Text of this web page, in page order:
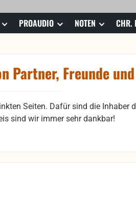
PROAUDIO NOTEN CHR.
Partner, Freunde
Seiten. Dafür sind die Inhaber
sind wir immer sehr dankbar!